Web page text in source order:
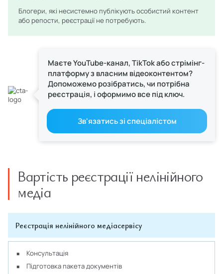
Блогери, які несистемно публікують особистий контент
або репости, реєстрації не потребують.
Маєте YouTube-канал, TikTok або стрімінг-
платформу з власним відеоконтентом?
Допоможемо розібратись, чи потрібна
реєстрація, і оформимо все під ключ.
Зв'язатись зі спеціалістом
Вартість реєстрації нелінійного
медіа
Реєстрація нелінійного медіасервісу
Консультація
Підготовка пакета документів